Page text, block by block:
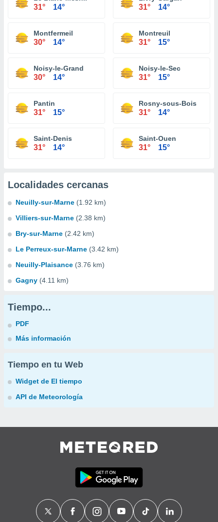
31° 14° 31° 14°
Montfermeil
30° 14°
Montreuil
31° 15°
Noisy-le-Grand
30° 14°
Noisy-le-Sec
31° 15°
Pantin
31° 15°
Rosny-sous-Bois
31° 14°
Saint-Denis
31° 14°
Saint-Ouen
31° 15°
Localidades cercanas
Neuilly-sur-Marne (1.92 km)
Villiers-sur-Marne (2.38 km)
Bry-sur-Marne (2.42 km)
Le Perreux-sur-Marne (3.42 km)
Neuilly-Plaisance (3.76 km)
Gagny (4.11 km)
Tiempo...
PDF
Más información
Tiempo en tu Web
Widget de El tiempo
API de Meteorología